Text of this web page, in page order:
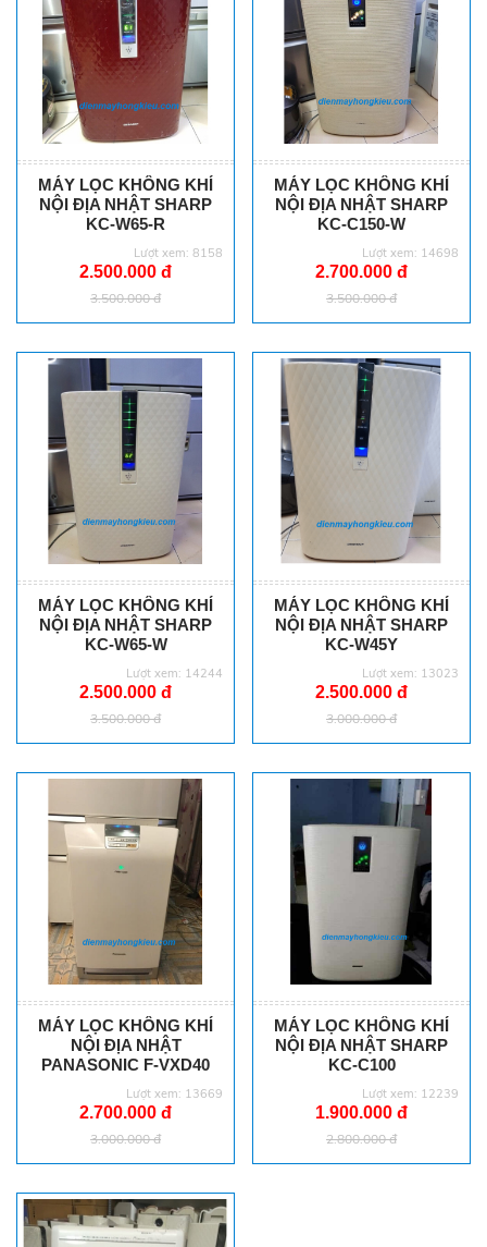
MÁY LỌC KHÔNG KHÍ
NỘI ĐỊA NHẬT SHARP
KC-W65-R
Lượt xem: 8158
2.500.000 đ
3.500.000 đ
MÁY LỌC KHÔNG KHÍ
NỘI ĐỊA NHẬT SHARP
KC-C150-W
Lượt xem: 14698
2.700.000 đ
3.500.000 đ
MÁY LỌC KHÔNG KHÍ
NỘI ĐỊA NHẬT SHARP
KC-W65-W
Lượt xem: 14244
2.500.000 đ
3.500.000 đ
MÁY LỌC KHÔNG KHÍ
NỘI ĐỊA NHẬT SHARP
KC-W45Y
Lượt xem: 13023
2.500.000 đ
3.000.000 đ
MÁY LỌC KHÔNG KHÍ
NỘI ĐỊA NHẬT
PANASONIC F-VXD40
Lượt xem: 13669
2.700.000 đ
3.000.000 đ
MÁY LỌC KHÔNG KHÍ
NỘI ĐỊA NHẬT SHARP
KC-C100
Lượt xem: 12239
1.900.000 đ
2.800.000 đ